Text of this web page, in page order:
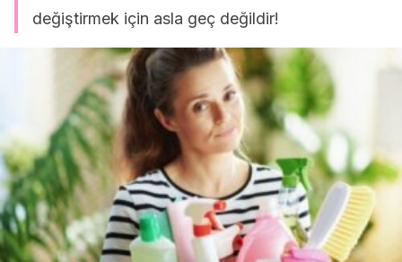
değiştirmek için asla geç değildir!